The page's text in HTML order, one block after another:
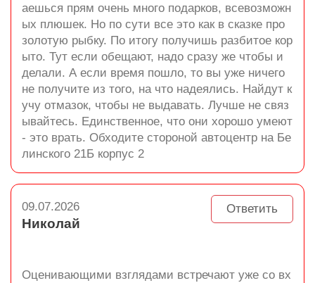
аешься прям очень много подарков, всевозможн
ых плюшек. Но по сути все это как в сказке про
золотую рыбку. По итогу получишь разбитое кор
ыто. Тут если обещают, надо сразу же чтобы и
делали. А если время пошло, то вы уже ничего
не получите из того, на что надеялись. Найдут к
учу отмазок, чтобы не выдавать. Лучше не связ
ывайтесь. Единственное, что они хорошо умеют
- это врать. Обходите стороной автоцентр на Бе
линского 21Б корпус 2
Ответить
09.07.2026
Николай
Оценивающими взглядами встречают уже со вх